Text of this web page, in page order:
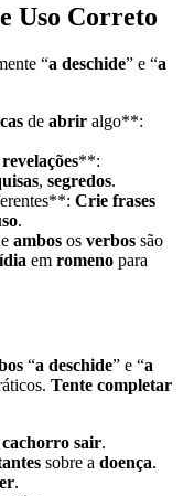
Uso Correto
“a deschide” e “a
de abrir algo**:
revelações**:
, segredos.
Crie frases
.
ambos os verbos são
em romeno para
“a deschide” e “a
Tente completar
cachorro sair.
sobre a doença.
.